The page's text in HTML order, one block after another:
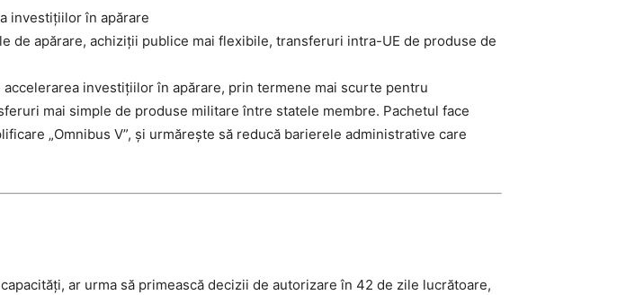
de apărare, achiziții publice mai flexibile, transferuri intra-UE de produse de
investițiilor în apărare, prin termene mai scurte pentru
mai simple de produse militare între statele membre. Pachetul face
„Omnibus V”, și urmărește să reducă barierele administrative care
ar urma să primească decizii de autorizare în 42 de zile lucrătoare,